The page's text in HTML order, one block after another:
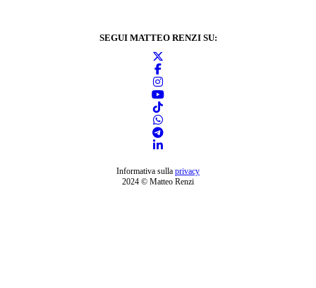
SEGUI MATTEO RENZI SU:
Informativa sulla privacy
2024 © Matteo Renzi